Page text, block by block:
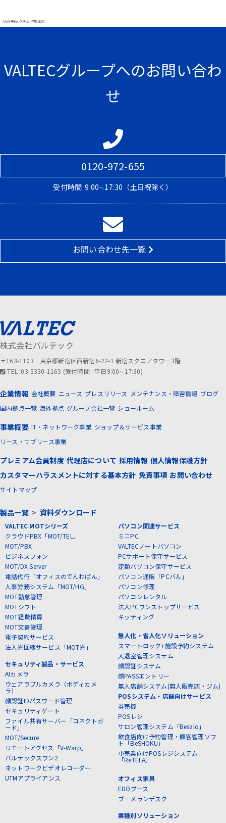
#内見予約システム - 不動産DX
VALTECグループへのお問い合わ
せ
0120-972-655
受付時間 9:00∼17:30（土日祝除く）
お問い合わせ先一覧
株式会社バルテック
〒163-1103 東京都新宿区西新宿6-22-1 新宿スクエアタワー3階
TEL :03-5330-1165 (受付時間 : 平日9:00∼17:30)
企業情報 会社概要 ニュース プレスリリース メンテナンス・障害情報 ブログ
国内拠点一覧 海外拠点 グループ会社一覧 ショールーム
事業概要 IT・ネットワーク事業 ショップ＆サービス事業
リース・サブリース事業
プレミアム会員制度 代理店について 採用情報 個人情報保護方針
カスタマーハラスメントに対する基本方針 免責事項 お問い合わせ
サイトマップ
製品一覧> 資料ダウンロード
VALTEC MOTシリーズ
クラウドPBX「MOT/TEL」
MOT/PBX
ビジネスフォン
MOT/DX Server
電話代行「オフィスのでんわばん」
人事労務システム「MOT/HG」
MOT勤怠管理
MOTシフト
MOT経費精算
MOT文書管理
電子契約サービス
法人光回線サービス「MOT光」
セキュリティ製品・サービス
AIカメラ
ウェアラブルカメラ（ボディカメ
ラ）
顔認証IDパスワード管理
セキュリティゲート
ファイル共有サーバー「コネクトガ
ード」
MOT/Secure
リモートアクセス「V-Warp」
バルテックスワン2
ネットワークビデオレコーダー
UTMアプライアンス
パソコン関連サービス
ミニPC
VALTECノートパソコン
PCサポート保守サービス
定額パソコン保守サービス
パソコン通販「PCバル」
パソコン修理
パソコンレンタル
法人PCワンストップサービス
キッティング
無人化・省人化ソリューション
スマートロック+施設予約システム
入退室管理システム
顔認証システム
顔PASSエントリー
無人店舗システム(無人販売店・ジム)
POSシステム・店舗向けサービス
券売機
POSレジ
サロン管理システム「Besalo」
飲食店向け予約管理・顧客管理ソフ
ト「BeSHOKU」
小売業向けPOSレジシステム
「ReTELA」
オフィス家具
EDOブース
ブーメランデスク
業種別ソリューション